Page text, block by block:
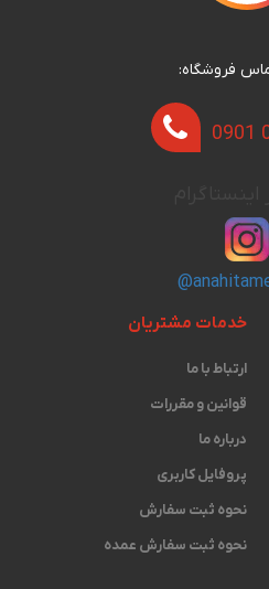
فروشگاه:
0901
خدمات مشتریان
ارتباط با ما
قوانین و مقررات
درباره ما
پروفایل کاربری
نحوه ثبت سفارش
نحوه ثبت سفارش عمده